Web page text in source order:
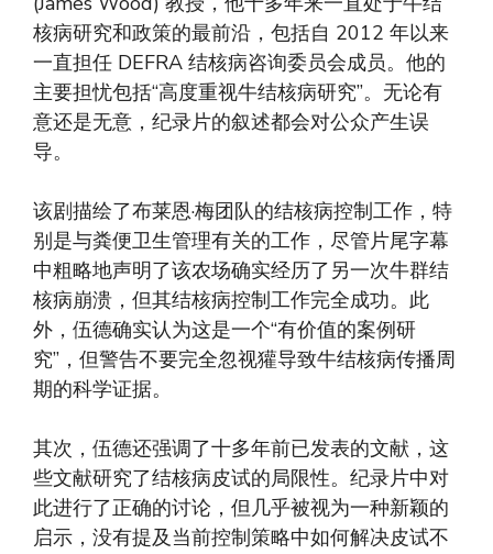
核病研究和政策的最前沿，包括自 2012 年以来
一直担任 DEFRA 结核病咨询委员会成员。他的
主要担忧包括“高度重视牛结核病研究”。无论有
意还是无意，纪录片的叙述都会对公众产生误
导。
该剧描绘了布莱恩·梅团队的结核病控制工作，特
别是与粪便卫生管理有关的工作，尽管片尾字幕
中粗略地声明了该农场确实经历了另一次牛群结
核病崩溃，但其结核病控制工作完全成功。此
外，伍德确实认为这是一个“有价值的案例研
究”，但警告不要完全忽视獾导致牛结核病传播周
期的科学证据。
其次，伍德还强调了十多年前已发表的文献，这
些文献研究了结核病皮试的局限性。纪录片中对
此进行了正确的讨论，但几乎被视为一种新颖的
启示，没有提及当前控制策略中如何解决皮试不